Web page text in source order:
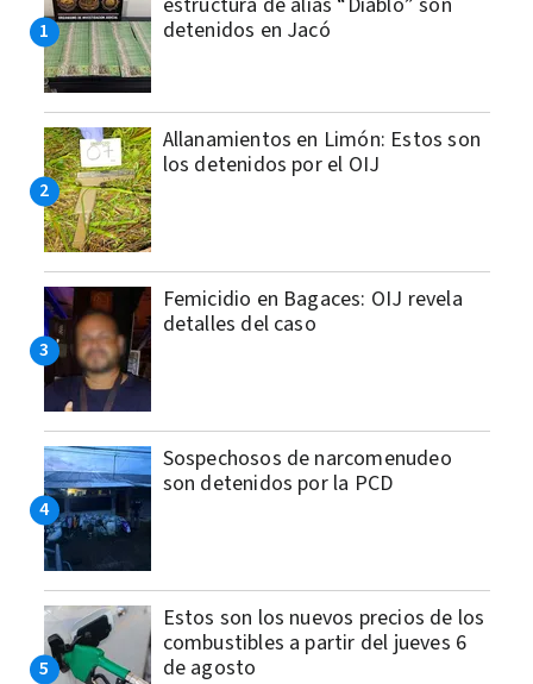
detenidos en Jacó
Allanamientos en Limón: Estos son
los detenidos por el OIJ
Femicidio en Bagaces: OIJ revela
detalles del caso
Sospechosos de narcomenudeo
son detenidos por la PCD
Estos son los nuevos precios de los
combustibles a partir del jueves 6
de agosto